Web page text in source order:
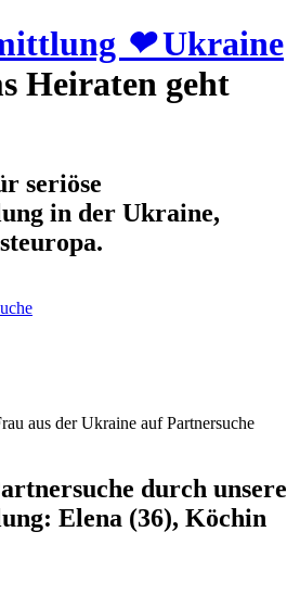
❤Ukraine
Heiraten geht
seriöse
in der Ukraine,
durch unsere
Elena (36), Köchin